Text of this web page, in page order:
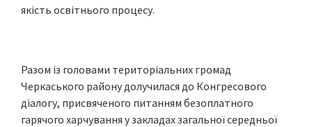
якість освітнього процесу.
Разом із головами територіальних громад
Черкаського району долучилася до Конгресового
діалогу, присвяченого питанням безоплатного
гарячого харчування у закладах загальної середньої